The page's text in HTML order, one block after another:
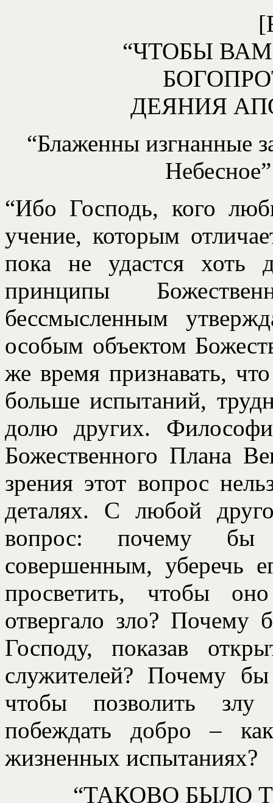
“ЧТОБЫ
ДЕЯНИЯ
“Блаженны изгнанные
“Ибо Господь, кого
учение, которым
пока не удастся хоть
принципы
бессмысленным
особым объектом
же время признавать,
больше испытаний,
долю других.
Божественного Плана
зрения этот вопрос
деталях. С любой
вопрос: почему бы
совершенным, уберечь
просветить, чтобы
отвергало зло? Почему
Господу, показав
служителей? Почему
чтобы позволить
побеждать добро –
жизненных испытаниях?
“ТАКОВО БЫЛО